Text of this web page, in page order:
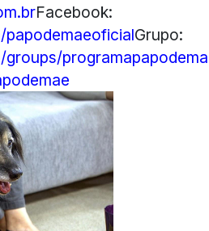
Facebook:
Grupo: